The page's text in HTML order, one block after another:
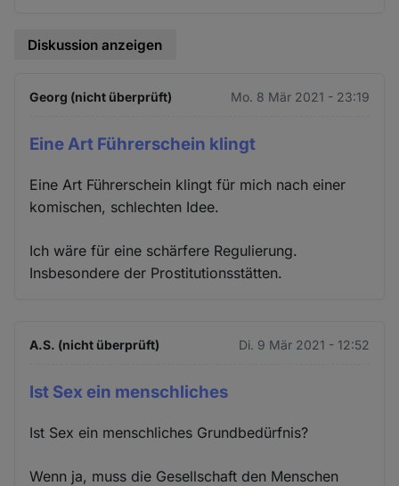
Diskussion anzeigen
Georg (nicht überprüft) Mo. 8 Mär 2021 - 23:19
Eine Art Führerschein klingt
Eine Art Führerschein klingt für mich nach einer
komischen, schlechten Idee.
Ich wäre für eine schärfere Regulierung.
Insbesondere der Prostitutionsstätten.
A.S. (nicht überprüft) Di. 9 Mär 2021 - 12:52
Ist Sex ein menschliches
Ist Sex ein menschliches Grundbedürfnis?
Wenn ja, muss die Gesellschaft den Menschen